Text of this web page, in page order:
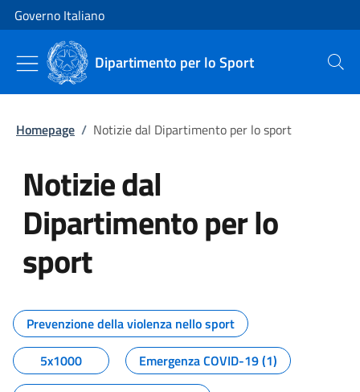
Vai al contenuto
Vai alla navigazione del sito
Governo Italiano
Dipartimento per lo Sport Cerca
Homepage / Notizie dal Dipartimento per lo sport
Notizie dal
Dipartimento per lo
sport
Tutti i contenuti della pagina
Prevenzione della violenza nello sport
5x1000
Emergenza COVID-19 (1)